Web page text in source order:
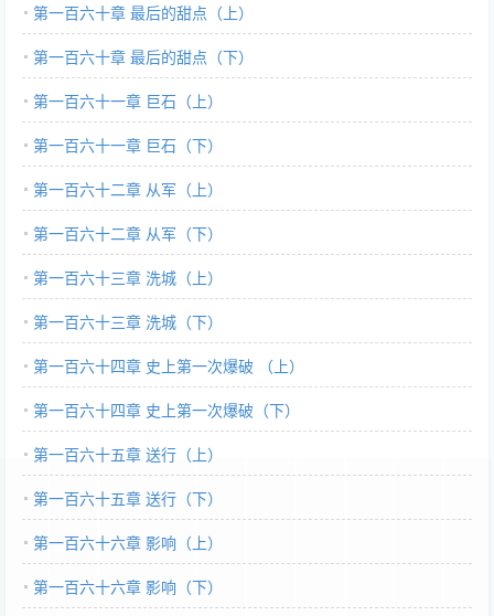
第一百六十章 最后的甜点（上）
第一百六十章 最后的甜点（下）
第一百六十一章 巨石（上）
第一百六十一章 巨石（下）
第一百六十二章 从军（上）
第一百六十二章 从军（下）
第一百六十三章 洗城（上）
第一百六十三章 洗城（下）
第一百六十四章 史上第一次爆破 （上）
第一百六十四章 史上第一次爆破（下）
第一百六十五章 送行（上）
第一百六十五章 送行（下）
第一百六十六章 影响（上）
第一百六十六章 影响（下）